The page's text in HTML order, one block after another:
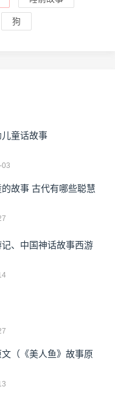
狗
童话故事
03
故事 古代有哪些聪慧
、中国神话故事西游
文（《美人鱼》故事原